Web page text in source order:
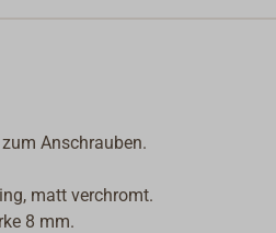
Anschrauben.
matt verchromt.
8 mm.